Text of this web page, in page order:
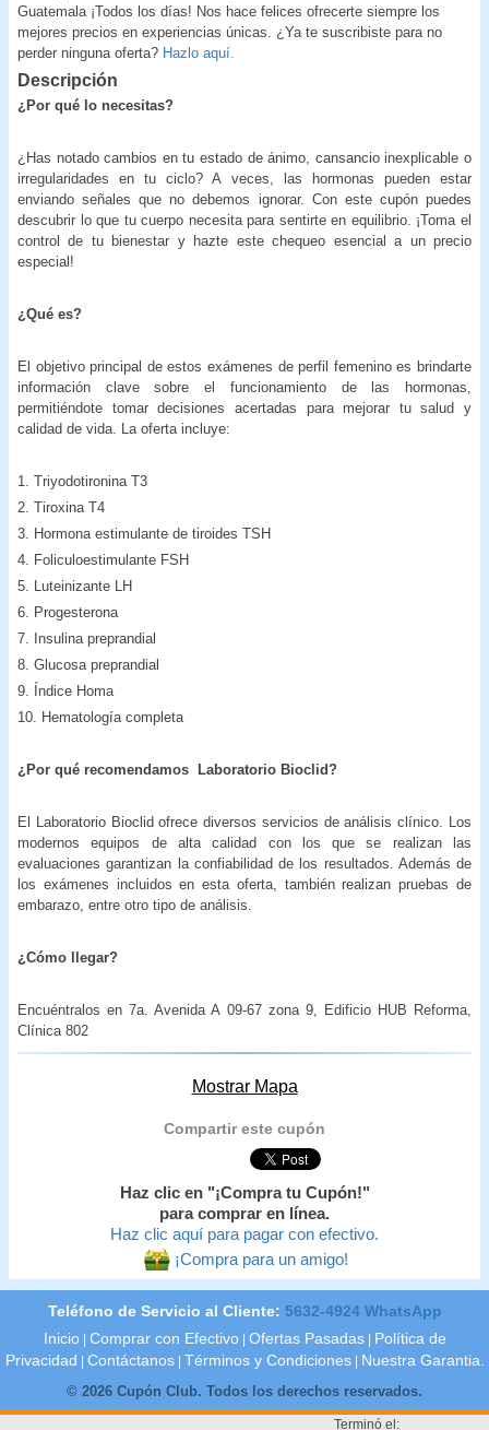
Guatemala ¡Todos los días! Nos hace felices ofrecerte siempre los
mejores precios en experiencias únicas. ¿Ya te suscribiste para no
perder ninguna oferta? Hazlo aquí.
Descripción
¿Por qué lo necesitas?
¿Has notado cambios en tu estado de ánimo, cansancio inexplicable o
irregularidades en tu ciclo? A veces, las hormonas pueden estar
enviando señales que no debemos ignorar. Con este cupón puedes
descubrir lo que tu cuerpo necesita para sentirte en equilibrio. ¡Toma el
control de tu bienestar y hazte este chequeo esencial a un precio
especial!
¿Qué es?
El objetivo principal de estos exámenes de perfil femenino es brindarte
información clave sobre el funcionamiento de las hormonas,
permitiéndote tomar decisiones acertadas para mejorar tu salud y
calidad de vida. La oferta incluye:
1. Triyodotironina T3
2. Tiroxina T4
3. Hormona estimulante de tiroides TSH
4. Foliculoestimulante FSH
5. Luteinizante LH
6. Progesterona
7. Insulina preprandial
8. Glucosa preprandial
9. Índice Homa
10. Hematología completa
¿Por qué recomendamos Laboratorio Bioclid?
El Laboratorio Bioclid ofrece diversos servicios de análisis clínico. Los
modernos equipos de alta calidad con los que se realizan las
evaluaciones garantizan la confiabilidad de los resultados. Además de
los exámenes incluidos en esta oferta, también realizan pruebas de
embarazo, entre otro tipo de análisis.
¿Cómo llegar?
Encuéntralos en 7a. Avenida A 09-67 zona 9, Edificio HUB Reforma,
Clínica 802
Mostrar Mapa
Compartir este cupón
Haz clic en "¡Compra tu Cupón!"
para comprar en línea.
Haz clic aquí para pagar con efectivo.
¡Compra para un amigo!
Terminó el:
Teléfono de Servicio al Cliente: 5632-4924 WhatsApp
Inicio Comprar con Efectivo Ofertas Pasadas
Política de
Privacidad
Contáctanos Términos y Condiciones
Nuestra Garantia.
© 2026 Cupón Club. Todos los derechos reservados.